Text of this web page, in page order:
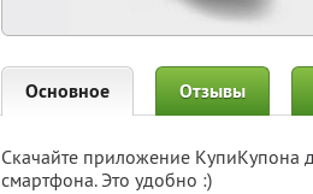
Основное Отзывы
Скачайте приложение КупиКупона
смартфона. Это удобно :)